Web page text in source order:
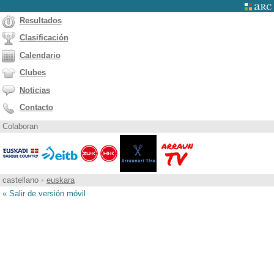
Resultados
Clasificación
Calendario
Clubes
Noticias
Contacto
Colaboran
castellano • euskara
« Salir de versión móvil